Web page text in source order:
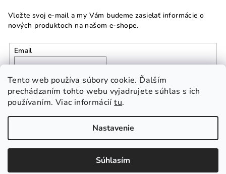
Tento web používa súbory cookie. Ďalším
prechádzaním tohto webu vyjadrujete súhlas s ich
používaním. Viac informáciítu.
Nastavenie
Súhlasím
Vložte svoj e-mail a my Vám budeme zasielať informácie o
nových produktoch na našom e-shope.
Email
Vložením e-mailu súhlasíte s
podmienkami ochrany
osobných údajov
Prihlásiť sa